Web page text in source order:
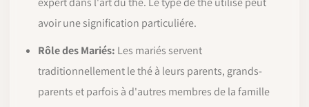
avoir une signification particuliére.
Rôle des Mariés: Les mariés servent
traditionnellement le thé à leurs parents, grands-
parents et parfois à d'autres membres de la famille